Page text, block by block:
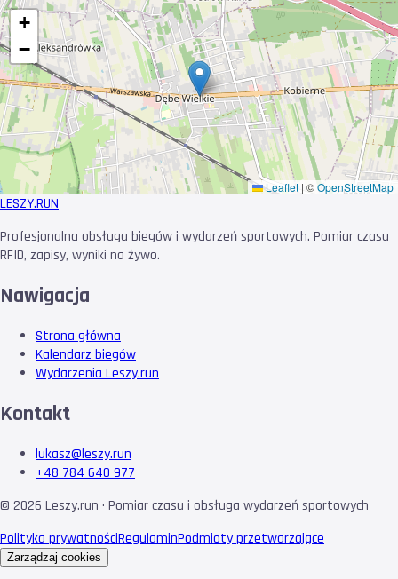
+
−
Leaflet | ©OpenStreetMap
LESZY.RUN
Profesjonalna obsługa biegów i wydarzeń sportowych. Pomiar czasu
RFID, zapisy, wyniki na żywo.
Nawigacja
Strona główna
Kalendarz biegów
Wydarzenia Leszy.run
Kontakt
lukasz@leszy.run
+48 784 640 977
© 2026 Leszy.run · Pomiar czasu i obsługa wydarzeń sportowych
Polityka prywatnościRegulaminPodmioty przetwarzające
Zarządzaj cookies